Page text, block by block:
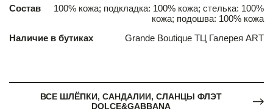
Состав
100% кожа; подкладка: 100% кожа; стелька: 100%
кожа; подошва: 100% кожа
Наличие в бутиках
Grande Boutique ТЦ Галерея ART
ВСЕ ШЛЁПКИ, САНДАЛИИ, СЛАНЦЫ ФЛЭТ
DOLCE&GABBANA